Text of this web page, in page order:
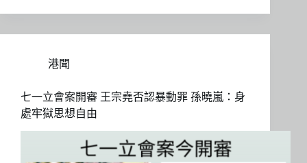
港聞
七一立會案開審 王宗堯否認暴動罪 孫曉嵐：身
處牢獄思想自由